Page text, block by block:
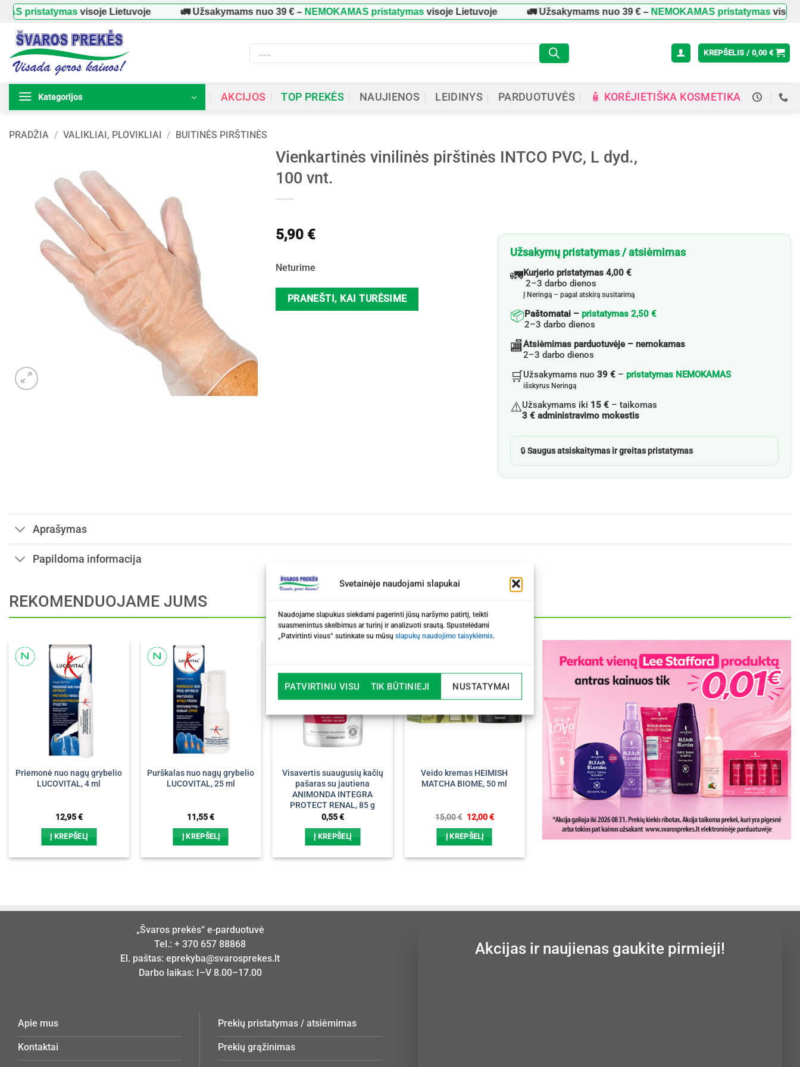
Svetainėje naudojami slapukai
Naudojame slapukus siekdami pagerinti jūsų naršymo patirtį, teikti
suasmenintus skelbimus ar turinį ir analizuoti srautą. Spustelėdami
„Patvirtinti visus“ sutinkate su mūsų slapukų naudojimo taisyklėmis.
PATVIRTINU VISUS TIK BŪTINIEJI NUSTATYMAI
Skip
content
visoje Lietuvoje 🚛 Užsakymams nuo39 €–NEMOKAMAS pristatymasvisoje Lietuvoje 🚛 Užsakymams nuo39 €–NEMOKAMAS pristatymasvisoje
Products
search
KREPŠELIS / 0,00 €
Kategorijos AKCIJOS TOP PREKĖS NAUJIENOS LEIDINYS PARDUOTUVĖS 🧴 KORĖJIETIŠKA KOSMETIKA
PRADŽIA / VALIKLIAI, PLOVIKLIAI / BUITINĖS PIRŠTINĖS
Vienkartinės vinilinės pirštinės INTCO PVC, L dyd.,
100 vnt.
5,90 €
Neturime
PRANEŠTI, KAI TURĖSIME
Užsakymų pristatymas / atsiėmimas
🚛Kurjerio pristatymas 4,00 €
2–3 darbo dienos
Į Neringą – pagal atskirą susitarimą
📦Paštomatai – pristatymas 2,50 €
2–3 darbo dienos
🏬Atsiėmimas parduotuvėje – nemokamas
2–3 darbo dienos
🛒Užsakymams nuo39 € – pristatymas NEMOKAMAS
išskyrus Neringą
⚠️Užsakymams iki 15 € – taikomas
3 € administravimo mokestis
🔒Saugus atsiskaitymas ir greitas pristatymas
Aprašymas
Papildoma informacija
REKOMENDUOJAME JUMS
Priemonė nuo nagų grybelio
LUCOVITAL, 4 ml
12,95€
Į KREPŠELĮ
Purškalas nuo nagų grybelio
LUCOVITAL, 25 ml
11,55€
Į KREPŠELĮ
Visavertis suaugusių kačių
pašaras su jautiena
ANIMONDA INTEGRA
PROTECT RENAL, 85 g
0,55€
Į KREPŠELĮ
Veido kremas HEIMISH
MATCHA BIOME, 50 ml
15,00€ Original
was:
15,00 €.
12,00€Current
Į KREPŠELĮ
„Švaros prekės“ e-parduotuvė
Tel.: + 370 657 88868
El. paštas: eprekyba@svarosprekes.lt
Darbo laikas: I–V 8.00–17.00
Apie mus
Kontaktai
Prekių pristatymas / atsiėmimas
Prekių grąžinimas
Akcijas ir naujienas gaukite pirmieji!